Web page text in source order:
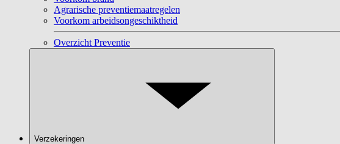
Agrarische preventiemaatregelen
Voorkom arbeidsongeschiktheid
Overzicht Preventie
Verzekeringen